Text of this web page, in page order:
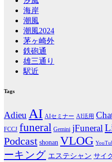
海岸
潮風
潮風2024
茅ヶ崎外
鉄砲通
雄三通り
駅近
Tags
Adieu AI AIセミナー AI活用
FCCJ funeral Gemini jFuneral
Podcast shonan VLOG
ーキング エステシャン サイ